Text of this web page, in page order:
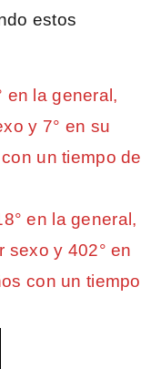
estos
en la general,
y 7° en su
un tiempo de
en la general,
sexo y 402° en
con un tiempo